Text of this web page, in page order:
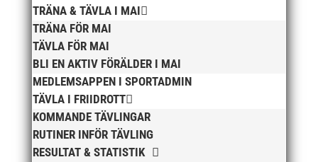
TRÄNA & TÄVLA I MAI
TRÄNA FÖR MAI
TÄVLA FÖR MAI
BLI EN AKTIV FÖRÄLDER I MAI
MEDLEMSAPPEN I SPORTADMIN
TÄVLA I FRIIDROTT
KOMMANDE TÄVLINGAR
RUTINER INFÖR TÄVLING
RESULTAT & STATISTIK
gång att de är hungriga på framgång. Truppen som
genomförde 42 starter på två intensiva dagar hade
25 topp 6 placeringar med 19 medaljer var av 8
guldmedaljer som...
Senaste inläggen
Bilder från Stafett-SM 2026
Anders Hallström ny klubbchef i MAI